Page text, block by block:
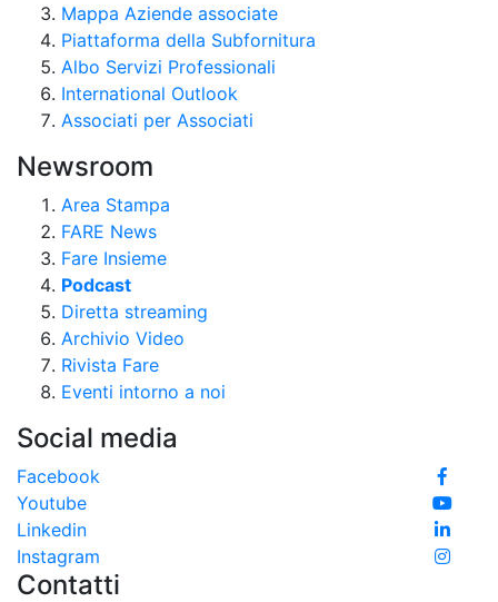
Mappa Aziende associate
Piattaforma della Subfornitura
Albo Servizi Professionali
International Outlook
Associati per Associati
Newsroom
Area Stampa
FARE News
Fare Insieme
Podcast
Diretta streaming
Archivio Video
Rivista Fare
Eventi intorno a noi
Social media
Facebook
Youtube
Linkedin
Instagram
Contatti